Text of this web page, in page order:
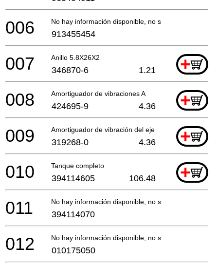
No hay información disponible, no se puede pedir
006 913455454
Anillo 5.8X26X2 +
007 346870-6 1.21
Amortiguador de vibraciones A +
008 424695-9 4.36
Amortiguador de vibración del eje +
009 319268-0 4.36
Tanque completo +
010 394114605 106.48
No hay información disponible, no se puede pedir
011 394114070
No hay información disponible, no se puede pedir
012 010175050